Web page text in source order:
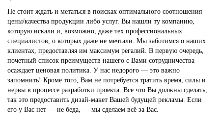
Не стоит ждать и метаться в поисках оптимального соотношения
цены/качества продукции либо услуг. Вы нашли ту компанию,
которую искали и, возможно, даже тех профессиональных
специалистов, о которых даже не мечтали. Мы заботимся о наших
клиентах, предоставляя им максимум регалий. В первую очередь,
почетный список преимуществ нашего с Вами сотрудничества
осаждает ценовая политика. У нас недорого — это важно
запомнить! Кроме того, Вам не потребуется тратить время, силы и
нервы в процессе разработки проекта. Все что Вы должны сделать,
так это предоставить дизай-макет Вашей будущей рекламы. Если
его у Вас нет — не беда, — мы сделаем всё за Вас.